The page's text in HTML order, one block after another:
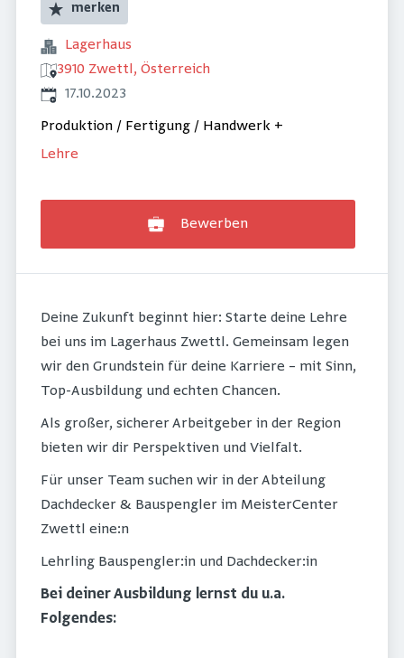
merken
Lagerhaus
3910 Zwettl, Österreich
Veröffentlicht
17.10.2023
Produktion / Fertigung / Handwerk +
Lehre
Bewerben
Deine Zukunft beginnt hier: Starte deine Lehre
bei uns im Lagerhaus Zwettl. Gemeinsam legen
wir den Grundstein für deine Karriere – mit Sinn,
Top-Ausbildung und echten Chancen.
Als großer, sicherer Arbeitgeber in der Region
bieten wir dir Perspektiven und Vielfalt.
Für unser Team suchen wir in der Abteilung
Dachdecker & Bauspengler im MeisterCenter
Zwettl eine:n
Lehrling Bauspengler:in und Dachdecker:in
Bei deiner Ausbildung lernst du u.a.
Folgendes: